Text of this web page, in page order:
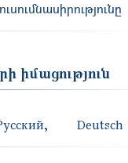
իմացություն
Deutsch